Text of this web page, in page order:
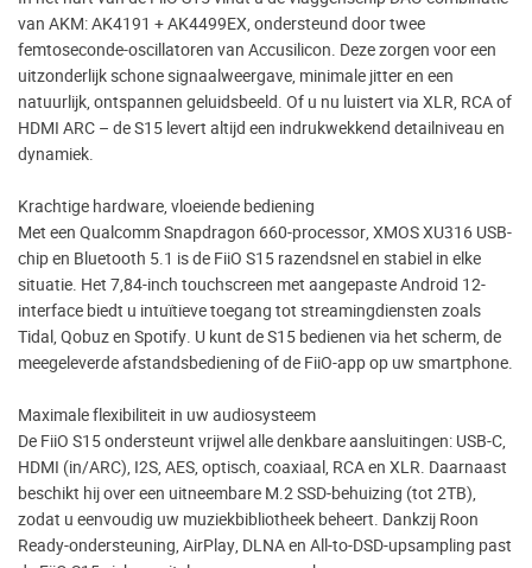
van AKM: AK4191 + AK4499EX, ondersteund door twee
femtoseconde-oscillatoren van Accusilicon. Deze zorgen voor een
uitzonderlijk schone signaalweergave, minimale jitter en een
natuurlijk, ontspannen geluidsbeeld. Of u nu luistert via XLR, RCA of
HDMI ARC – de S15 levert altijd een indrukwekkend detailniveau en
dynamiek.
Krachtige hardware, vloeiende bediening
Met een Qualcomm Snapdragon 660-processor, XMOS XU316 USB-
chip en Bluetooth 5.1 is de FiiO S15 razendsnel en stabiel in elke
situatie. Het 7,84-inch touchscreen met aangepaste Android 12-
interface biedt u intuïtieve toegang tot streamingdiensten zoals
Tidal, Qobuz en Spotify. U kunt de S15 bedienen via het scherm, de
meegeleverde afstandsbediening of de FiiO-app op uw smartphone.
Maximale flexibiliteit in uw audiosysteem
De FiiO S15 ondersteunt vrijwel alle denkbare aansluitingen: USB-C,
HDMI (in/ARC), I2S, AES, optisch, coaxiaal, RCA en XLR. Daarnaast
beschikt hij over een uitneembare M.2 SSD-behuizing (tot 2TB),
zodat u eenvoudig uw muziekbibliotheek beheert. Dankzij Roon
Ready-ondersteuning, AirPlay, DLNA en All-to-DSD-upsampling past